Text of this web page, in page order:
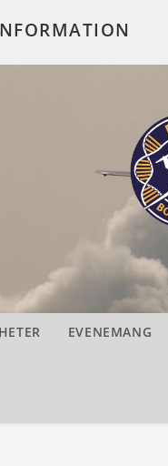
EVENEMANG